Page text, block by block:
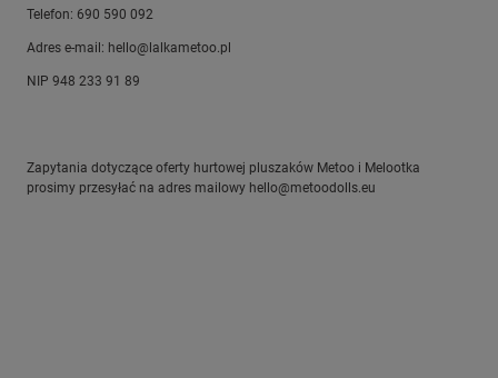
Telefon: 690 590 092
Adres e-mail: hello@lalkametoo.pl
NIP 948 233 91 89
Zapytania dotyczące oferty hurtowej pluszaków Metoo i Melootka
prosimy przesyłać na adres mailowy hello@metoodolls.eu